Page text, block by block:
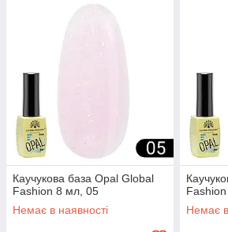
Каучукова база Opal Global
Fashion 8 мл, 05
Немає в наявності
Немає